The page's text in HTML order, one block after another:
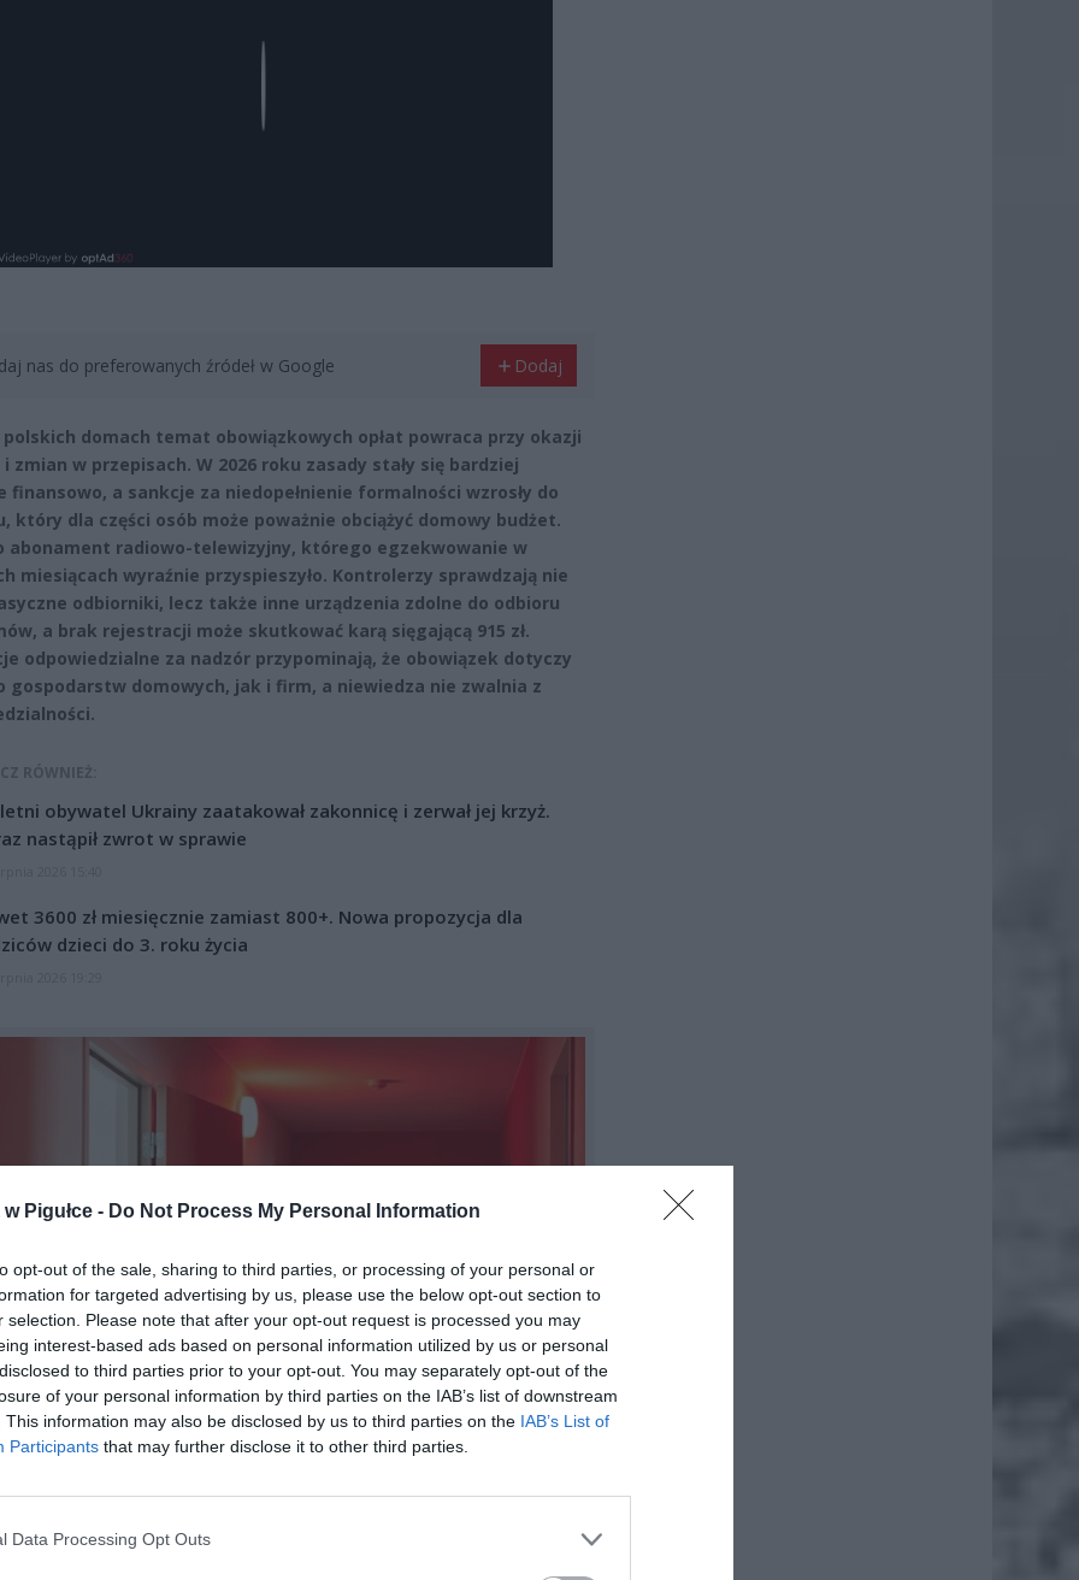
Pigułce - Do Not Process My Personal Information
opt-out of the sale, sharing to third parties, or processing of your personal or
for targeted advertising by us, please use the below opt-out section to
selection. Please note that after your opt-out request is processed you may
interest-based ads based on personal information utilized by us or personal
to third parties prior to your opt-out. You may separately opt-out of the
of your personal information by third parties on the IAB’s list of downstream
This information may also be disclosed by us to third parties on the IAB’s List of
Participants that may further disclose it to other third parties.
Data Processing Opt Outs
nas do preferowanych źródeł w Google Dodaj
polskich domach temat obowiązkowych opłat powraca przy okazji
zmian w przepisach. W 2026 roku zasady stały się bardziej
finansowo, a sankcje za niedopełnienie formalności wzrosły do
który dla części osób może poważnie obciążyć domowy budżet.
abonament radiowo-telewizyjny, którego egzekwowanie w
miesiącach wyraźnie przyspieszyło. Kontrolerzy sprawdzają nie
odbiorniki, lecz także inne urządzenia zdolne do odbioru
a brak rejestracji może skutkować karą sięgającą 915 zł.
odpowiedzialne za nadzór przypominają, że obowiązek dotyczy
gospodarstw domowych, jak i firm, a niewiedza nie zwalnia z
RÓWNIEŻ:
obywatel Ukrainy zaatakował zakonnicę i zerwał jej krzyż.
nastąpił zwrot w sprawie
3600 zł miesięcznie zamiast 800+. Nowa propozycja dla
dzieci do 3. roku życia